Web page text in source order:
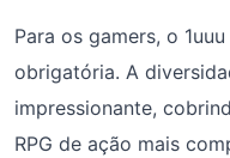
Para os gamers, o
obrigatória. A
impressionante,
RPG de ação mais